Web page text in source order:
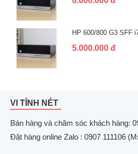
HP 600/800 G3 SFF
5.000.000 đ
VI TÍNH NÉT
Bán hàng và chăm sóc khách hàng:
Đặt hàng online Zalo : 0907 111106